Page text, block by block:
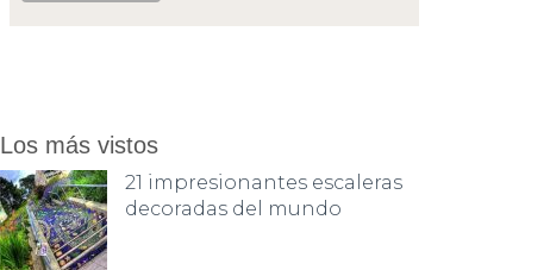
Los más vistos
21 impresionantes escaleras
decoradas del mundo